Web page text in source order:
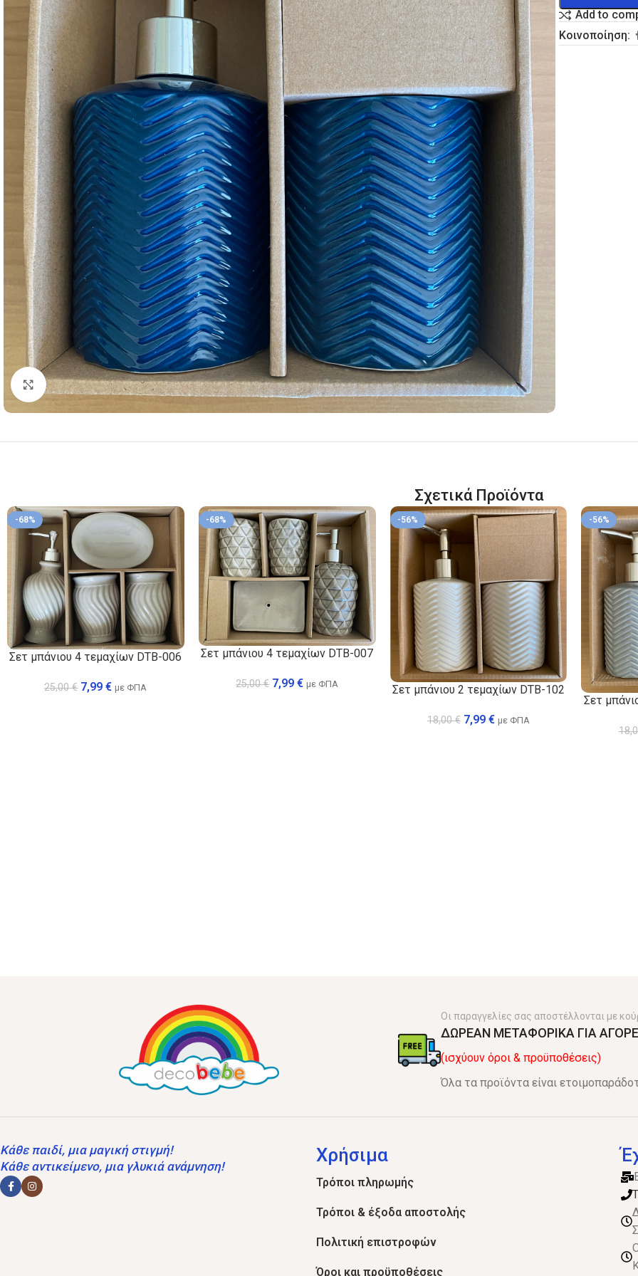
Κλικ για μεγέθυνση
Add to
Κοινοποίηση:
Σχετικά Προϊόντα
-68%
Σετ μπάνιου 4 τεμαχίων DTB-006
25,00€ 7,99€ με ΦΠΑ
-68%
Σετ μπάνιου 4 τεμαχίων DTB-007
25,00€ 7,99€ με ΦΠΑ
-56%
Σετ μπάνιου 2 τεμαχίων DTB-102
18,00€ 7,99 € με ΦΠΑ
-56%
Σετ
Οι παραγγελίες σας αποστέλλονται με
ΔΩΡΕΑΝ ΜΕΤΑΦΟΡΙΚΑ ΓΙΑ
(ισχύουν όροι & προϋποθέσεις)
Όλα τα προϊόντα είναι
Κάθε παιδί, μια μαγική στιγμή!
Κάθε αντικείμενο, μια γλυκιά ανάμνηση!
Χρήσιμα
Τρόποι πληρωμής
Τρόποι & έξοδα αποστολής
Πολιτική επιστροφών
Όροι και προϋποθέσεις